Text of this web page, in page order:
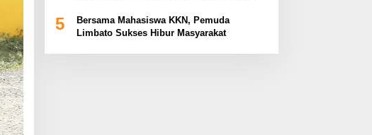
5
Bersama Mahasiswa KKN, Pemuda
Limbato Sukses Hibur Masyarakat